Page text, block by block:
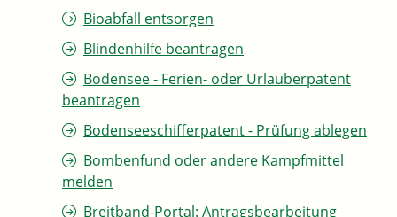
Bioabfall entsorgen
Blindenhilfe beantragen
Bodensee - Ferien- oder Urlauberpatent
beantragen
Bodenseeschifferpatent - Prüfung ablegen
Bombenfund oder andere Kampfmittel
melden
Breitband-Portal: Antragsbearbeitung